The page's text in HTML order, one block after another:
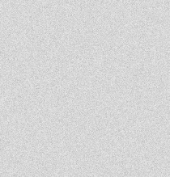
採用情報